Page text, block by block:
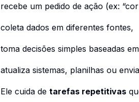
recebe um pedido de ação (ex:
coleta dados em diferentes fontes,
toma decisões simples baseadas
atualiza sistemas, planilhas ou
Ele cuida de tarefas repetitivas